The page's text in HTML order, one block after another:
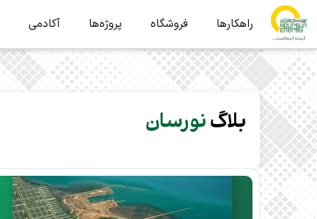
راهکارها فروشگاه پروژه‌ها آکادمی
بلاگنورسان